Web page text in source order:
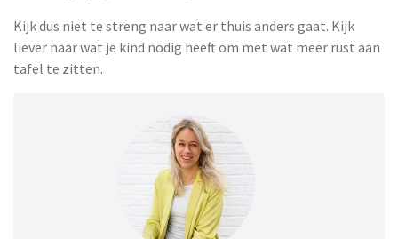
Kijk dus niet te streng naar wat er thuis anders gaat. Kijk
liever naar wat je kind nodig heeft om met wat meer rust aan
tafel te zitten.